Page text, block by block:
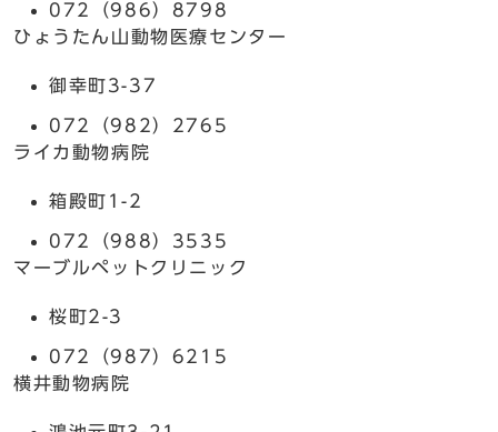
072（986）8798
ひょうたん山動物医療センター
御幸町3-37
072（982）2765
ライカ動物病院
箱殿町1-2
072（988）3535
マーブルペットクリニック
桜町2-3
072（987）6215
横井動物病院